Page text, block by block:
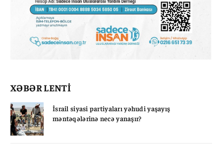
XƏBƏR LENTİ
İsrail siyasi partiyaları yəhudi yaşayış
məntəqələrinə necə yanaşır?